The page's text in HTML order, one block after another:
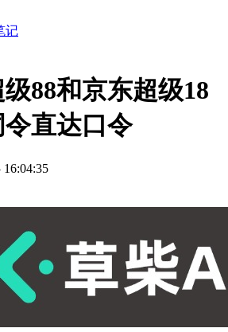
记
88和京东超级18
直达口令